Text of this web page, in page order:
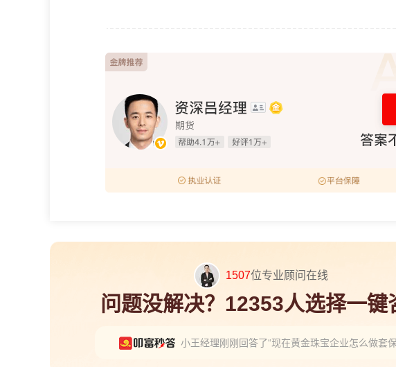
1507位专业顾问在线
问题没解决？12353人选择一键
小王经理刚刚回答了“现在黄金珠宝企业怎么做套